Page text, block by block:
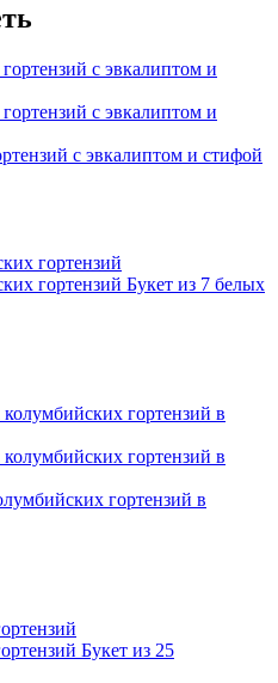
с эвкалиптом и стифой
Букет из 7 белых
гортензий в
Букет из 25